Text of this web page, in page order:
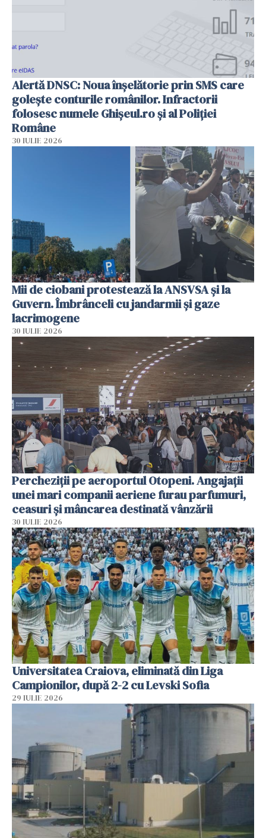
Alertă DNSC: Noua înșelătorie prin SMS care
golește conturile românilor. Infractorii
folosesc numele Ghișeul.ro și al Poliției
Române
30 IULIE 2026
Mii de ciobani protestează la ANSVSA și la
Guvern. Îmbrânceli cu jandarmii și gaze
lacrimogene
30 IULIE 2026
Percheziții pe aeroportul Otopeni. Angajații
unei mari companii aeriene furau parfumuri,
ceasuri și mâncarea destinată vânzării
30 IULIE 2026
Universitatea Craiova, eliminată din Liga
Campionilor, după 2-2 cu Levski Sofia
29 IULIE 2026